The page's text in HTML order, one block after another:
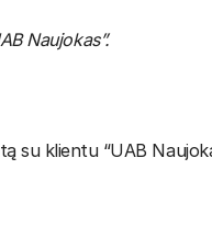
Naujokas”.
su klientu “UAB